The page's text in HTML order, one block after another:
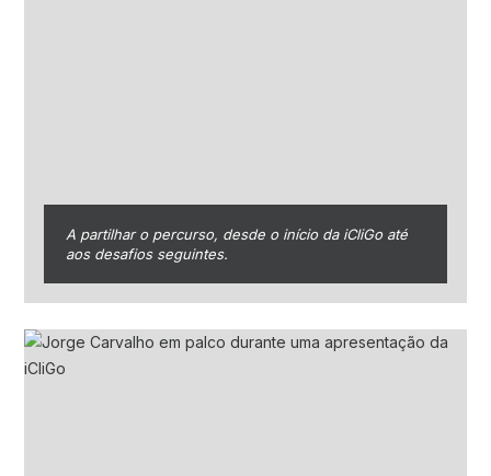
A partilhar o percurso, desde o início da iCliGo até
aos desafios seguintes.